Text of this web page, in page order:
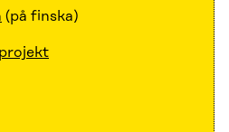
(på finska)